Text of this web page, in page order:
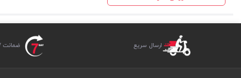
ارسال سریع ضمانت 7 روز بازگشت کالا